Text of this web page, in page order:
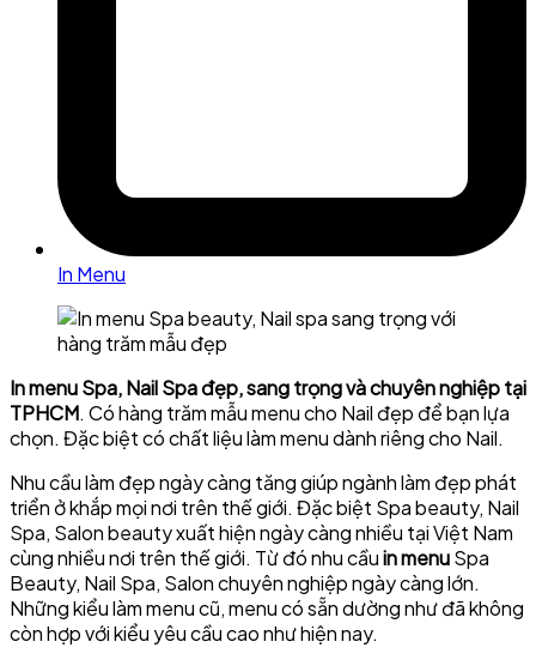
In Menu
In menu Spa, Nail Spa đẹp, sang trọng và chuyên nghiệp tại
TPHCM. Có hàng trăm mẫu menu cho Nail đẹp để bạn lựa
chọn. Đặc biệt có chất liệu làm menu dành riêng cho Nail.
Nhu cầu làm đẹp ngày càng tăng giúp ngành làm đẹp phát
triển ở khắp mọi nơi trên thế giới. Đặc biệt Spa beauty, Nail
Spa, Salon beauty xuất hiện ngày càng nhiều tại Việt Nam
cùng nhiều nơi trên thế giới. Từ đó nhu cầuin menuSpa
Beauty, Nail Spa, Salon chuyên nghiệp ngày càng lớn.
Những kiểu làm menu cũ, menu có sẵn dường như đã không
còn hợp với kiểu yêu cầu cao như hiện nay.